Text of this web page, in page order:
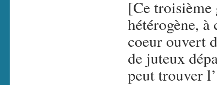
[Ce troisième
hétérogène,
coeur ouvert
de juteux
peut trouver